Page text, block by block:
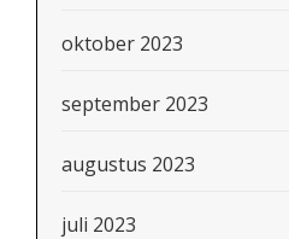
oktober 2023
september 2023
augustus 2023
juli 2023